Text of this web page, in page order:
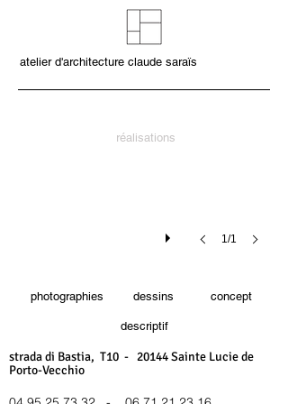
atelier d'architecture claude saraïs
réalisations
1/1
photographies dessins concept
descriptif
strada di Bastia, T10 - 20144 Sainte Lucie de
Porto-Vecchio